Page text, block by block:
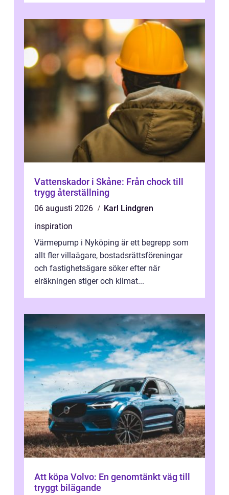
Vattenskador i Skåne: Från chock till
trygg återställning
06 augusti 2026
Karl Lindgren
inspiration
Värmepump i Nyköping är ett begrepp som
allt fler villaägare, bostadsrättsföreningar
och fastighetsägare söker efter när
elräkningen stiger och klimat...
Att köpa Volvo: En genomtänkt väg till
tryggt bilägande